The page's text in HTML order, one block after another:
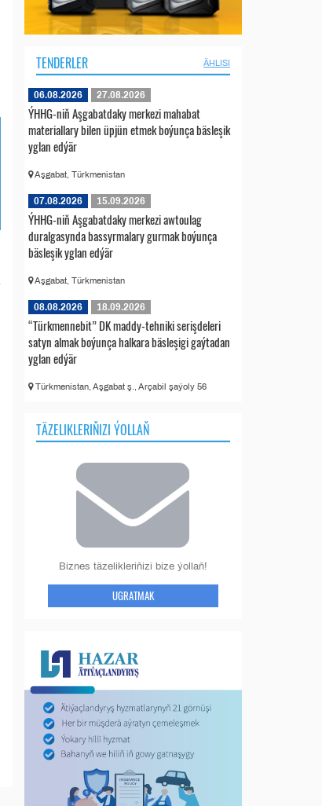
TENDERLER ÄHLISI
06.08.2026 27.08.2026
ÝHHG-niň Aşgabatdaky merkezi mahabat
materiallary bilen üpjün etmek boýunça bäsleşik
yglan edýär
Aşgabat, Türkmenistan
07.08.2026 15.09.2026
ÝHHG-niň Aşgabatdaky merkezi awtoulag
duralgasynda bassyrmalary gurmak boýunça
bäsleşik yglan edýär
Aşgabat, Türkmenistan
08.08.2026 18.09.2026
“Türkmennebit” DK maddy-tehniki serişdeleri
satyn almak boýunça halkara bäsleşigi gaýtadan
yglan edýär
Türkmenistan, Aşgabat ş., Arçabil şaýoly 56
TÄZELIKLERIŇIZI ÝOLLAŇ
Biznes täzelikleriňizi bize ýollaň!
UGRATMAK